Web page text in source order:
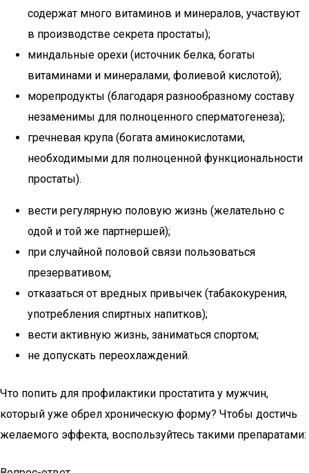
содержат много витаминов и минералов, участвуют
в производстве секрета простаты);
миндальные орехи (источник белка, богаты
витаминами и минералами, фолиевой кислотой);
морепродукты (благодаря разнообразному составу
незаменимы для полноценного сперматогенеза);
гречневая крупа (богата аминокислотами,
необходимыми для полноценной функциональности
простаты).
вести регулярную половую жизнь (желательно с
одой и той же партнершей);
при случайной половой связи пользоваться
презервативом;
отказаться от вредных привычек (табакокурения,
употребления спиртных напитков);
вести активную жизнь, заниматься спортом;
не допускать переохлаждений.
Что попить для профилактики простатита у мужчин,
который уже обрел хроническую форму? Чтобы достичь
желаемого эффекта, воспользуйтесь такими препаратами: